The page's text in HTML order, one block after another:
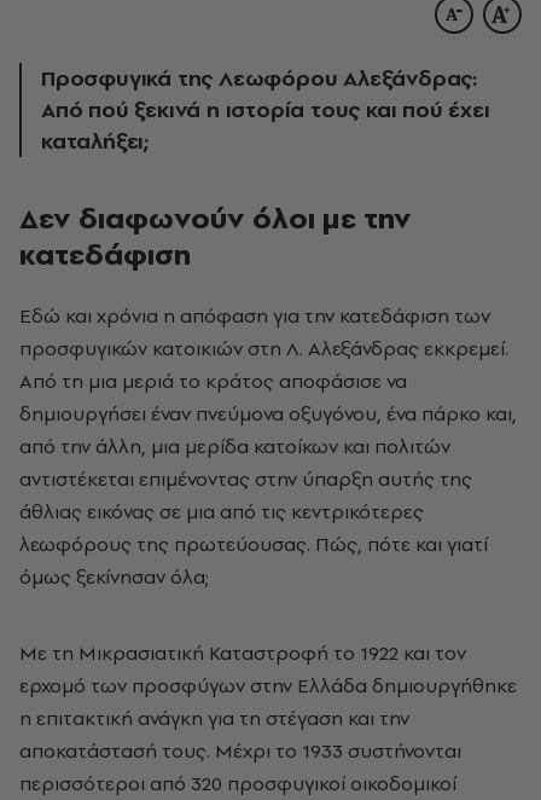
Προσφυγικά της Λεωφόρου Αλεξάνδρας:
Από πού ξεκινά η ιστορία τους και πού έχει
καταλήξει;
Δεν διαφωνούν όλοι με την
κατεδάφιση
Eδώ και χρόνια η απόφαση για την κατεδάφιση των
προσφυγικών κατοικιών στη Λ. Aλεξάνδρας εκκρεμεί.
Aπό τη μια μεριά το κράτος αποφάσισε να
δημιουργήσει έναν πνεύμονα οξυγόνου, ένα πάρκο και,
από την άλλη, μια μερίδα κατοίκων και πολιτών
αντιστέκεται επιμένοντας στην ύπαρξη αυτής της
άθλιας εικόνας σε μια από τις κεντρικότερες
λεωφόρους της πρωτεύουσας. Πώς, πότε και γιατί
όμως ξεκίνησαν όλα;
Mε τη Μικρασιατική Καταστροφή το 1922 και τον
ερχομό των προσφύγων στην Eλλάδα δημιουργήθηκε
η επιτακτική ανάγκη για τη στέγαση και την
αποκατάστασή τους. Mέχρι το 1933 συστήνονται
περισσότεροι από 320 προσφυγικοί οικοδομικοί